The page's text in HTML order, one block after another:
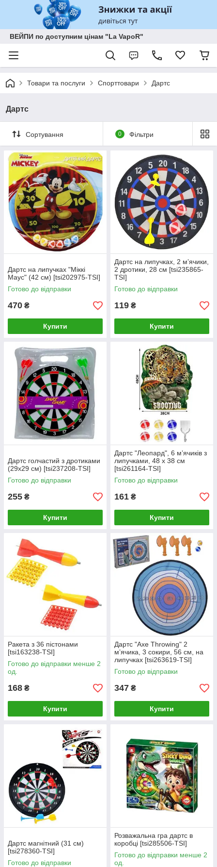
ВЕЙПИ по доступним цінам "La VapoR"
Товари та послуги Спорттовари Дартс
Дартс
Сортування 0 Фільтри
Дартс на липучках "Міккі
Маус" (42 см) [tsi202975-TSI]
Готово до відправки
470 ₴
Купити
Дартс на липучках, 2 мʼячики,
2 дротики, 28 см [tsi235865-
TSI]
Готово до відправки
119 ₴
Купити
Дартс голчастий з дротиками
(29х29 см) [tsi237208-TSI]
Готово до відправки
255 ₴
Купити
Дартс "Леопард", 6 мʼячиків з
липучками, 48 х 38 см
[tsi261164-TSI]
Готово до відправки
161 ₴
Купити
Ракета з 36 пістонами
[tsi163238-TSI]
Готово до відправки менше 2
од.
168 ₴
Купити
Дартс "Axe Throwing" 2
мʼячика, 3 сокири, 56 см, на
липучках [tsi263619-TSI]
Готово до відправки
347 ₴
Купити
Дартс магнітний (31 см)
[tsi278360-TSI]
Готово до відправки
Розважальна гра дартс в
коробці [tsi285506-TSI]
Готово до відправки менше 2
од.